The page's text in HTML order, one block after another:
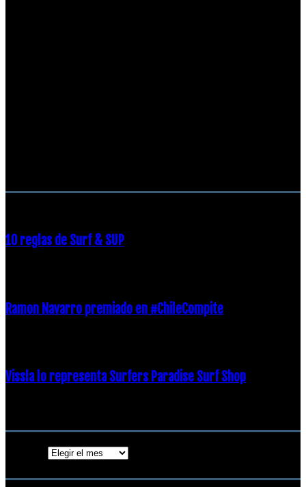
10 reglas de Surf & SUP
Ramon Navarro premiado en #ChileCompite
Vissla lo representa Surfers Paradise Surf Shop